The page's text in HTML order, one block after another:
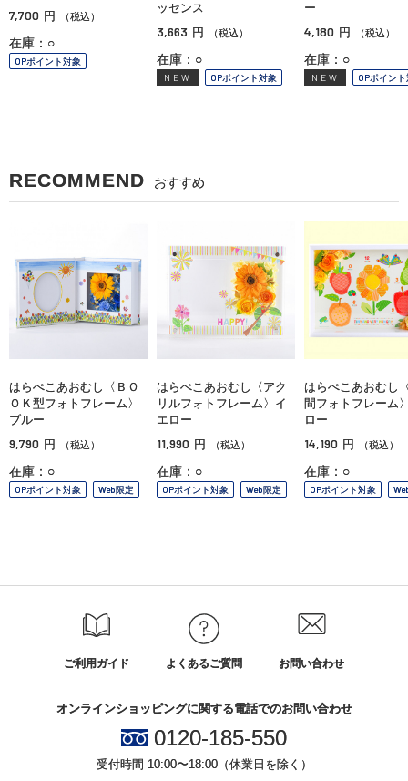
7,700 円 （税込）
在庫：○
OPポイント対象
ッセンス
3,663 円 （税込）
在庫：○
NEW OPポイント対象
ー
4,180 円 （税込）
在庫：○
NEW OPポイン
RECOMMEND おすすめ
はらぺこあおむし〈ＢＯ
ＯＫ型フォトフレーム〉
ブルー
9,790 円 （税込）
在庫：○
OPポイント対象 Web限定
はらぺこあおむし〈アク
リルフォトフレーム〉イ
エロー
11,990 円 （税込）
在庫：○
OPポイント対象 Web限定
はらぺこあおむし
間フォトフレーム
ロー
14,190 円 （税込）
在庫：○
OPポイント対象
ご利用ガイド よくあるご質問 お問い合わせ
オンラインショッピングに関する電話でのお問い合わせ
0120-185-550
受付時間 10:00〜18:00（休業日を除く）